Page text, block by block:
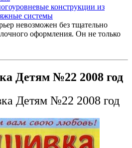
конструкции из
системы
невозможен без тщательно
оформления. Он не только
Детям №22 2008 год
Детям №22 2008 год